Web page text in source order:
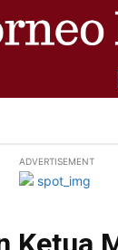
ADVERTISEMENT